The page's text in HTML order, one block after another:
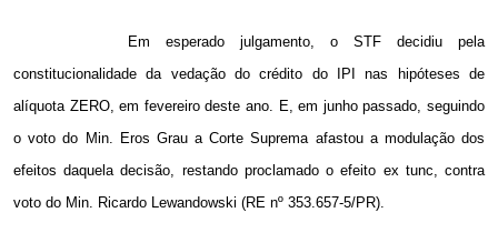
Em esperado julgamento, o STF decidiu pela
constitucionalidade da vedação do crédito do IPI nas hipóteses de
alíquota ZERO, em fevereiro deste ano. E, em junho passado, seguindo
o voto do Min. Eros Grau a Corte Suprema afastou a modulação dos
efeitos daquela decisão, restando proclamado o efeito ex tunc, contra
voto do Min. Ricardo Lewandowski (RE nº 353.657-5/PR).